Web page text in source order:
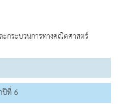
กระบวนการทางคณิตศาสตร์
ที่ 6